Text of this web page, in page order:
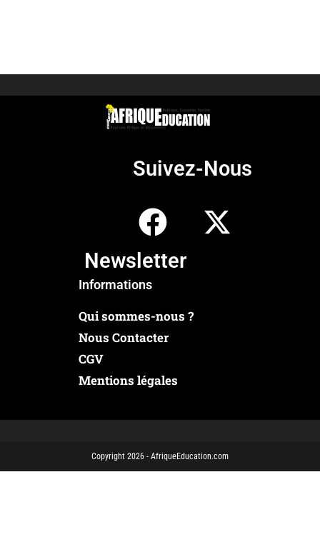
Suivez-Nous
Newsletter
Informations
Qui sommes-nous ?
Nous Contacter
CGV
Mentions légales
Copyright 2026 - AfriqueEducation.com